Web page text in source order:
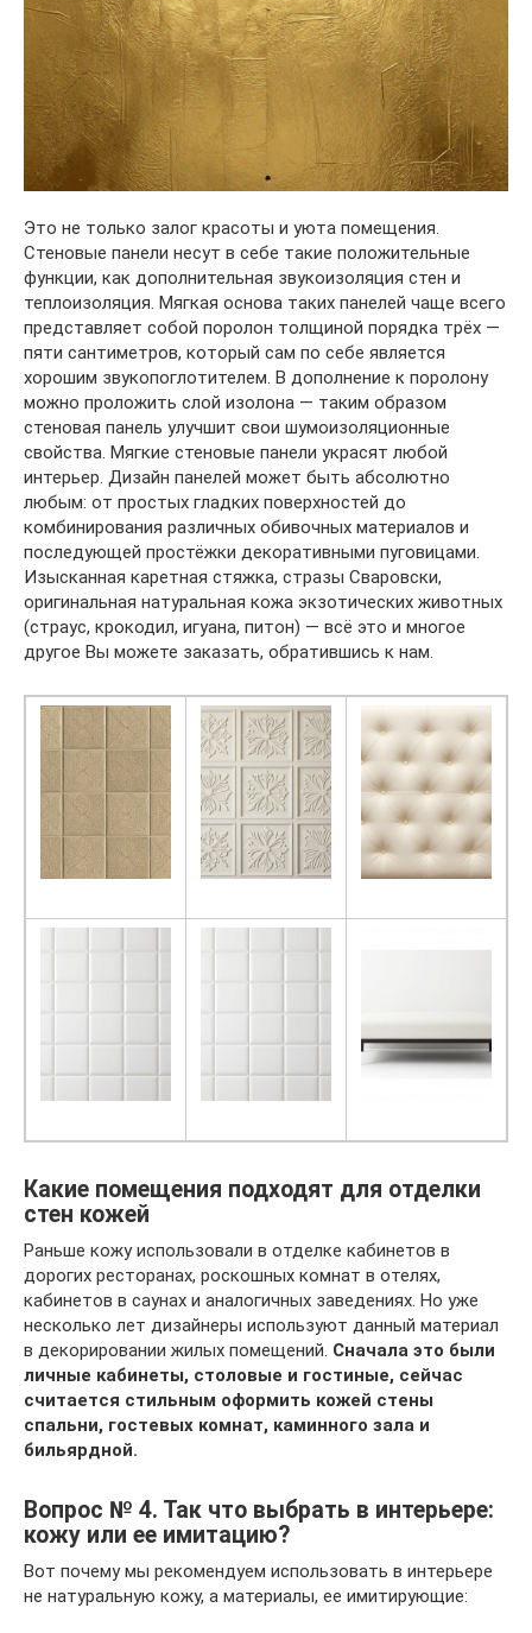
Это не только залог красоты и уюта помещения.
Стеновые панели несут в себе такие положительные
функции, как дополнительная звукоизоляция стен и
теплоизоляция. Мягкая основа таких панелей чаще всего
представляет собой поролон толщиной порядка трёх —
пяти сантиметров, который сам по себе является
хорошим звукопоглотителем. В дополнение к поролону
можно проложить слой изолона — таким образом
стеновая панель улучшит свои шумоизоляционные
свойства. Мягкие стеновые панели украсят любой
интерьер. Дизайн панелей может быть абсолютно
любым: от простых гладких поверхностей до
комбинирования различных обивочных материалов и
последующей простёжки декоративными пуговицами.
Изысканная каретная стяжка, стразы Сваровски,
оригинальная натуральная кожа экзотических животных
(страус, крокодил, игуана, питон) — всё это и многое
другое Вы можете заказать, обратившись к нам.
Какие помещения подходят для отделки
стен кожей
Раньше кожу использовали в отделке кабинетов в
дорогих ресторанах, роскошных комнат в отелях,
кабинетов в саунах и аналогичных заведениях. Но уже
несколько лет дизайнеры используют данный материал
в декорировании жилых помещений. Сначала это были
личные кабинеты, столовые и гостиные, сейчас
считается стильным оформить кожей стены
спальни, гостевых комнат, каминного зала и
бильярдной.
Вопрос № 4. Так что выбрать в интерьере:
кожу или ее имитацию?
Вот почему мы рекомендуем использовать в интерьере
не натуральную кожу, а материалы, ее имитирующие: